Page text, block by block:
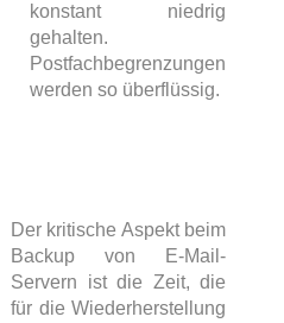
konstant niedrig
gehalten.
Postfachbegrenzungen
werden so überflüssig.
Der kritische Aspekt beim
Backup von E-Mail-
Servern ist die Zeit, die
für die Wiederherstellung